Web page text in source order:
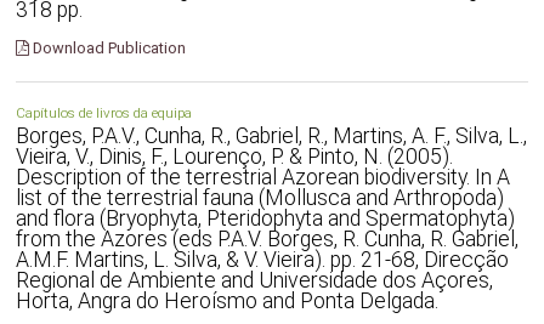
318 pp.
Download Publication
Capítulos de livros da equipa
Borges, P.A.V., Cunha, R., Gabriel, R., Martins, A. F., Silva, L.,
Vieira, V., Dinis, F., Lourenço, P. & Pinto, N. (2005).
Description of the terrestrial Azorean biodiversity. In A
list of the terrestrial fauna (Mollusca and Arthropoda)
and flora (Bryophyta, Pteridophyta and Spermatophyta)
from the Azores (eds P.A.V. Borges, R. Cunha, R. Gabriel,
A.M.F. Martins, L. Silva, & V. Vieira). pp. 21-68, Direcção
Regional de Ambiente and Universidade dos Açores,
Horta, Angra do Heroísmo and Ponta Delgada.